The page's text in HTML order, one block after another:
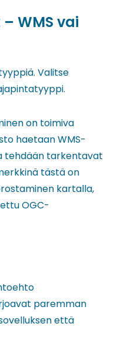
WMS vai
Valitse
on toimiva
haetaan WMS-
tehdään tarkentavat
tästä on
kartalla,
OGC-
paremman
että